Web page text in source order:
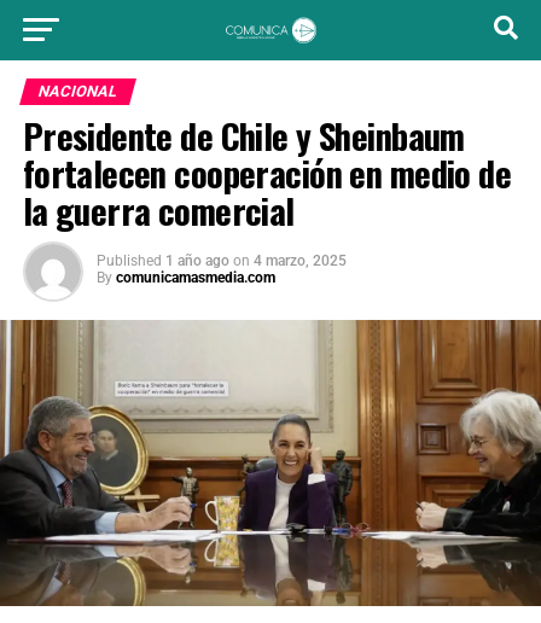
NACIONAL
Presidente de Chile y Sheinbaum
fortalecen cooperación en medio de
la guerra comercial
Published 1 año ago on 4 marzo, 2025
By comunicamasmedia.com